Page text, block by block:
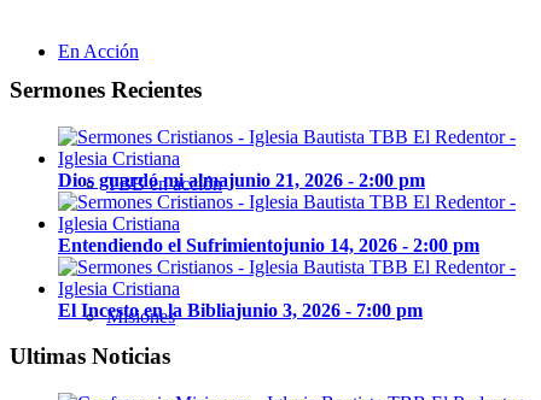
En Acción
TBB en acción
Misiones
Sermones Recientes
Dios guardó mi almajunio 21, 2026 - 2:00 pm
Entendiendo el Sufrimientojunio 14, 2026 - 2:00 pm
El Incesto en la Bibliajunio 3, 2026 - 7:00 pm
Ultimas Noticias